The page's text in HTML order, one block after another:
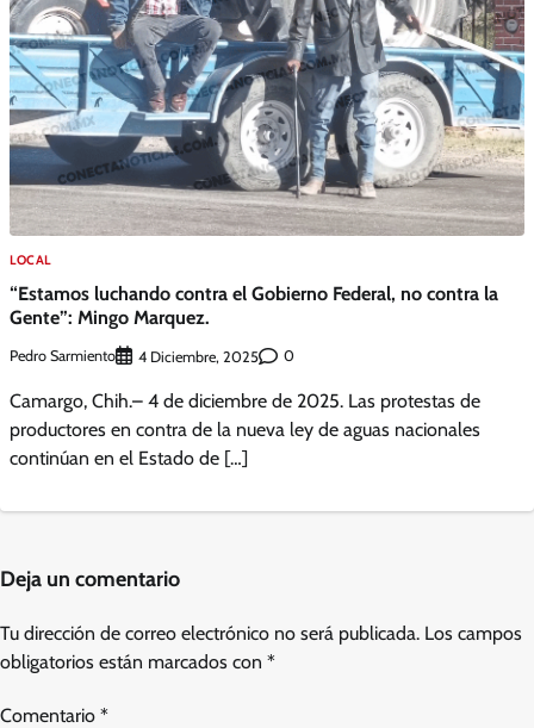
LOCAL
“Estamos luchando contra el Gobierno Federal, no contra la
Gente”: Mingo Marquez.
Pedro Sarmiento 4 Diciembre, 2025 0
Camargo, Chih.– 4 de diciembre de 2025. Las protestas de
productores en contra de la nueva ley de aguas nacionales
continúan en el Estado de […]
Deja un comentario
Tu dirección de correo electrónico no será publicada. Los campos
obligatorios están marcados con *
Comentario *